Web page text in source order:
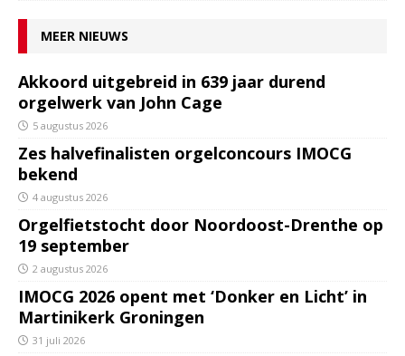
MEER NIEUWS
Akkoord uitgebreid in 639 jaar durend
orgelwerk van John Cage
5 augustus 2026
Zes halvefinalisten orgelconcours IMOCG
bekend
4 augustus 2026
Orgelfietstocht door Noordoost-Drenthe op
19 september
2 augustus 2026
IMOCG 2026 opent met ‘Donker en Licht’ in
Martinikerk Groningen
31 juli 2026